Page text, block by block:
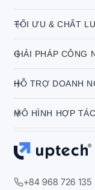
TỐI ƯU & CHẤT
GIẢI PHÁP CÔNG
HỖ TRỢ DOANH
MÔ HÌNH HỢP TÁC
+84 968 726 135